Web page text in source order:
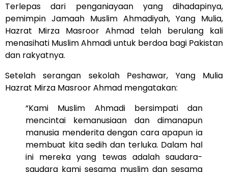
Terlepas dari penganiayaan yang dihadapinya,
pemimpin Jamaah Muslim Ahmadiyah, Yang Mulia,
Hazrat Mirza Masroor Ahmad telah berulang kali
menasihati Muslim Ahmadi untuk berdoa bagi Pakistan
dan rakyatnya.
Setelah serangan sekolah Peshawar, Yang Mulia
Hazrat Mirza Masroor Ahmad mengatakan:
“Kami Muslim Ahmadi bersimpati dan
mencintai kemanusiaan dan dimanapun
manusia menderita dengan cara apapun ia
membuat kita sedih dan terluka. Dalam hal
ini mereka yang tewas adalah saudara-
saudara kami sesama muslim dan sesama